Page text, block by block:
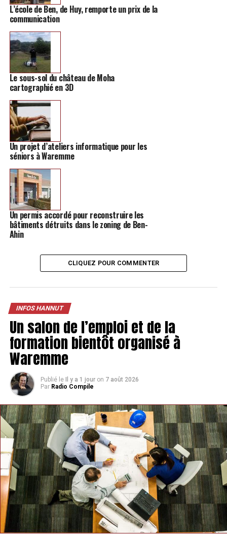
Waremme. Un bel honneur, donc, pour le jeune homme à
la tête de ce restaurant.
TAGS FEATURED
SUIVANT
Un cinéma en plein air proposé au Château de Fallais
NE MANQUEZ PAS
11 éoliennes en approche à Thisnes, Merdorp et
Ambresin
L’école de Ben, de Huy, remporte un prix de la
communication
Le sous-sol du château de Moha
cartographié en 3D
Un projet d’ateliers informatique pour les
séniors à Waremme
Un permis accordé pour reconstruire les
bâtiments détruits dans le zoning de Ben-
Ahin
CLIQUEZ POUR COMMENTER
INFOS HANNUT
Un salon de l’emploi et de la
formation bientôt organisé à
Waremme
Publié le Il y a 1 jour on 7 août 2026
Par Radio Compile